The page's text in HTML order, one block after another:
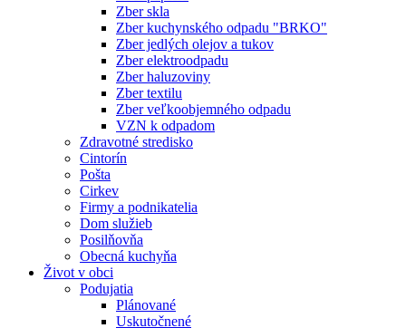
Zber skla
Zber kuchynského odpadu "BRKO"
Zber jedlých olejov a tukov
Zber elektroodpadu
Zber haluzoviny
Zber textilu
Zber veľkoobjemného odpadu
VZN k odpadom
Zdravotné stredisko
Cintorín
Pošta
Cirkev
Firmy a podnikatelia
Dom služieb
Posilňovňa
Obecná kuchyňa
Život v obci
Podujatia
Plánované
Uskutočnené